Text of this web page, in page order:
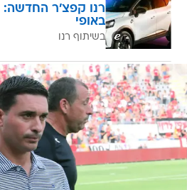
רנו קפצ'ר החדשה:
באופי
בשיתוף רנו